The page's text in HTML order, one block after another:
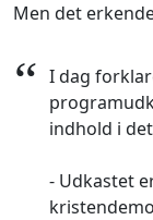
Men det
“ I dag
indhold i
- Udkastet